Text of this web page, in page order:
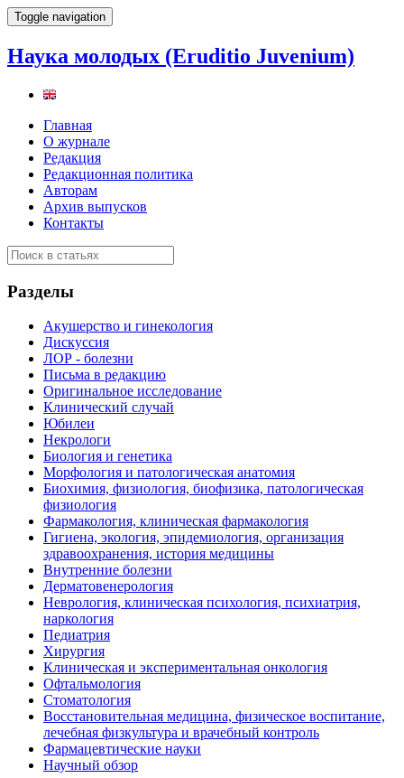
Toggle navigation
Наука молодых (Eruditio Juvenium)
Главная
О журнале
Редакция
Редакционная политика
Авторам
Архив выпусков
Контакты
Разделы
Акушерство и гинекология
Дискуссия
ЛОР - болезни
Письма в редакцию
Оригинальное исследование
Клинический случай
Юбилеи
Некрологи
Биология и генетика
Морфология и патологическая анатомия
Биохимия, физиология, биофизика, патологическая
физиология
Фармакология, клиническая фармакология
Гигиена, экология, эпидемиология, организация
здравоохранения, история медицины
Внутренние болезни
Дерматовенерология
Неврология, клиническая психология, психиатрия,
наркология
Педиатрия
Хирургия
Клиническая и экспериментальная онкология
Офтальмология
Стоматология
Восстановительная медицина, физическое воспитание,
лечебная физкультура и врачебный контроль
Фармацевтические науки
Научный обзор